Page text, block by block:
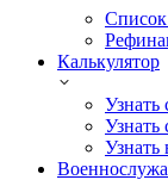
Список
Калькулятор
Узнать
Узнать
Узнать